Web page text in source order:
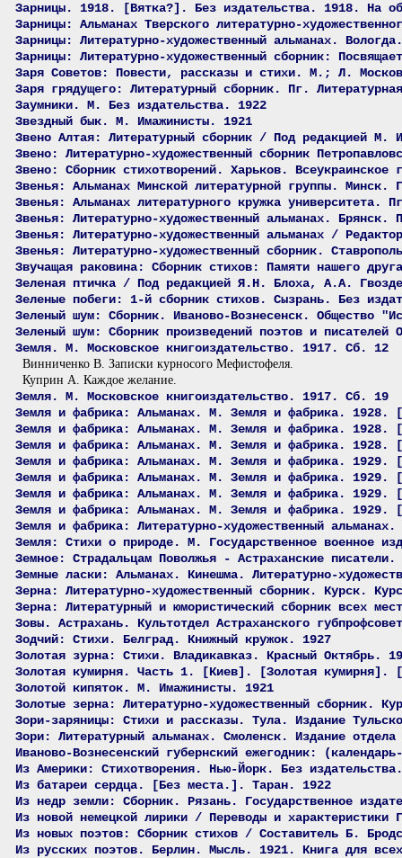
Зарницы. 1918. [Вятка?]. Без издательства. 1918. На
Зарницы: Альманах Тверского литературно-
Зарницы: Литературно-художественный альманах.
Зарницы: Литературно-художественный сборник:
Заря Советов: Повести, рассказы и стихи. М.; Л.
Заря грядущего: Литературный сборник. Пг.
Заумники. М. Без издательства. 1922
Звездный бык. М. Имажинисты. 1921
Звено Алтая: Литературный сборник / Под редакцией М.
Звено: Литературно-художественный сборник
Звено: Сборник стихотворений. Харьков. Всеукраинское
Звенья: Альманах Минской литературной группы. Минск.
Звенья: Альманах литературного кружка университета.
Звенья: Литературно-художественный альманах. Брянск.
Звенья: Литературно-художественный альманах /
Звенья: Литературно-художественный сборник.
Звучащая раковина: Сборник стихов: Памяти нашего
Зеленая птичка / Под редакцией Я.Н. Блоха, А.А.
Зеленые побеги: 1-й сборник стихов. Сызрань. Без
Зеленый шум: Сборник. Иваново-Вознесенск. Общество
Зеленый шум: Сборник произведений поэтов и писателей
Земля. М. Московское книгоиздательство. 1917. Сб. 12
Винниченко В. Записки курносого Мефистофеля.
Куприн А. Каждое желание.
Земля. М. Московское книгоиздательство. 1917. Сб. 19
Земля и фабрика: Альманах. М. Земля и фабрика.
Земля и фабрика: Альманах. М. Земля и фабрика.
Земля и фабрика: Альманах. М. Земля и фабрика.
Земля и фабрика: Альманах. М. Земля и фабрика.
Земля и фабрика: Альманах. М. Земля и фабрика.
Земля и фабрика: Альманах. М. Земля и фабрика.
Земля и фабрика: Альманах. М. Земля и фабрика.
Земля и фабрика: Литературно-художественный
Земля: Стихи о природе. М. Государственное военное
Земное: Страдальцам Поволжья - Астраханские
Земные ласки: Альманах. Кинешма. Литературно-
Зерна: Литературно-художественный сборник. Курск.
Зерна: Литературный и юмористический сборник всех
Зовы. Астрахань. Культотдел Астраханского
Зодчий: Стихи. Белград. Книжный кружок. 1927
Золотая зурна: Стихи. Владикавказ. Красный Октябрь.
Золотая кумирня. Часть 1. [Киев]. [Золотая кумирня].
Золотой кипяток. М. Имажинисты. 1921
Золотые зерна: Литературно-художественный сборник.
Зори-заряницы: Стихи и рассказы. Тула. Издание
Зори: Литературный альманах. Смоленск. Издание
Иваново-Вознесенский губернский ежегодник:
Из Америки: Стихотворения. Нью-Йорк. Без
Из батареи сердца. [Без места.]. Таран. 1922
Из недр земли: Сборник. Рязань. Государственное
Из новой немецкой лирики / Переводы и
Из новых поэтов: Сборник стихов / Составитель Б.
Из русских поэтов. Берлин. Мысль. 1921. Книга для